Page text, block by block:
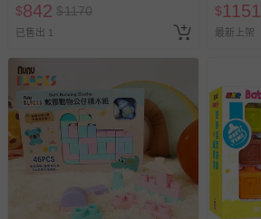
$842 $1170
已售出 1
$1151
最新上架